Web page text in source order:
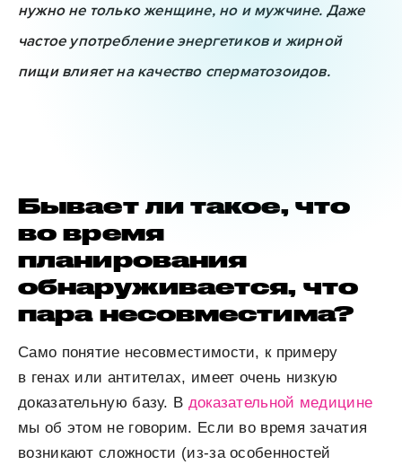
нужно не только женщине, но и мужчине. Даже
частое употребление энергетиков и жирной
пищи влияет на качество сперматозоидов.
Бывает ли такое, что
во время
планирования
обнаруживается, что
пара несовместима?
Само понятие несовместимости, к примеру
в генах или антителах, имеет очень низкую
доказательную базу. В доказательной медицине
мы об этом не говорим. Если во время зачатия
возникают сложности (из-за особенностей